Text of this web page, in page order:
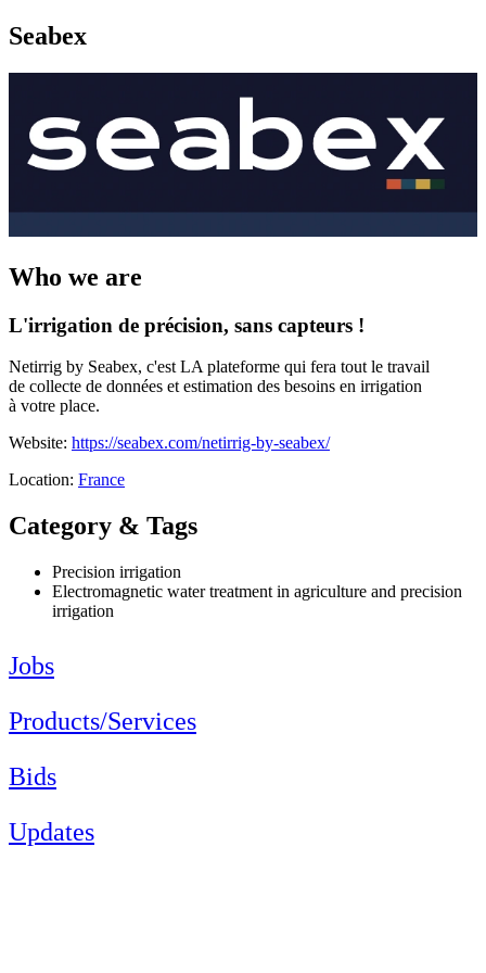
Seabex
Who we are
L'irrigation de précision, sans capteurs !
Netirrig by Seabex, c'est LA plateforme qui fera tout le travail
de collecte de données et estimation des besoins en irrigation
à votre place.
Website: https://seabex.com/netirrig-by-seabex/
Location: France
Category & Tags
Precision irrigation
Electromagnetic water treatment in agriculture and precision
irrigation
Jobs
Products/Services
Bids
Updates